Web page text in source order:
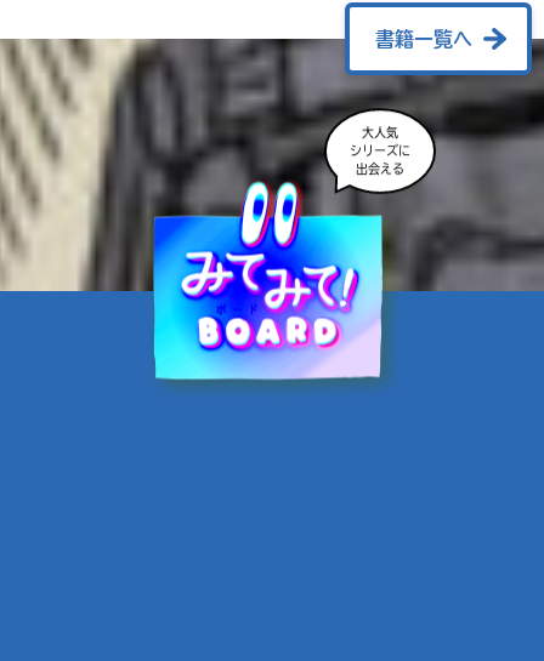
営委員会／協力
佐久間さのすけ／絵
書籍一覧へ
大人気
シリーズに
出会える